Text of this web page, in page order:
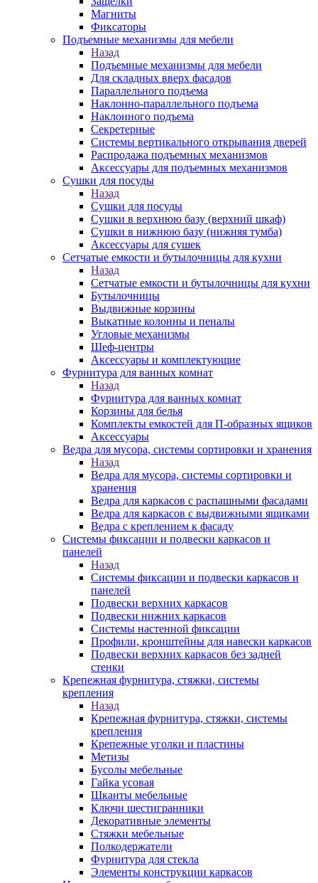
Магниты
Фиксаторы
Подъемные механизмы для мебели
Назад
Подъемные механизмы для мебели
Для складных вверх фасадов
Параллельного подъема
Наклонно-параллельного подъема
Наклонного подъема
Секретерные
Системы вертикального открывания дверей
Распродажа подъемных механизмов
Аксессуары для подъемных механизмов
Сушки для посуды
Назад
Сушки для посуды
Сушки в верхнюю базу (верхний шкаф)
Сушки в нижнюю базу (нижняя тумба)
Аксессуары для сушек
Сетчатые емкости и бутылочницы для кухни
Назад
Сетчатые емкости и бутылочницы для кухни
Бутылочницы
Выдвижные корзины
Выкатные колонны и пеналы
Угловые механизмы
Шеф-центры
Аксессуары и комплектующие
Фурнитура для ванных комнат
Назад
Фурнитура для ванных комнат
Корзины для белья
Комплекты емкостей для П-образных ящиков
Аксессуары
Ведра для мусора, системы сортировки и хранения
Назад
Ведра для мусора, системы сортировки и
хранения
Ведра для каркасов с распашными фасадами
Ведра для каркасов с выдвижными ящиками
Ведра с креплением к фасаду
Системы фиксации и подвески каркасов и
панелей
Назад
Системы фиксации и подвески каркасов и
панелей
Подвески верхних каркасов
Подвески нижних каркасов
Системы настенной фиксации
Профили, кронштейны для навески каркасов
Подвески верхних каркасов без задней
стенки
Крепежная фурнитура, стяжки, системы
крепления
Назад
Крепежная фурнитура, стяжки, системы
крепления
Крепежные уголки и пластины
Метизы
Бусолы мебельные
Гайка усовая
Шканты мебельные
Ключи шестигранники
Декоративные элементы
Стяжки мебельные
Полкодержатели
Фурнитура для стекла
Элементы конструкции каркасов